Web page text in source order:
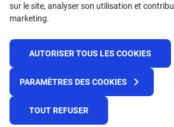
sur le site, analyser son utilisation et
marketing.
AUTORISER TOUS LES COOKIES
PARAMÈTRES DES COOKIES
TOUT REFUSER
SUIVEZ-NOUS SUR
© 2021 APOK